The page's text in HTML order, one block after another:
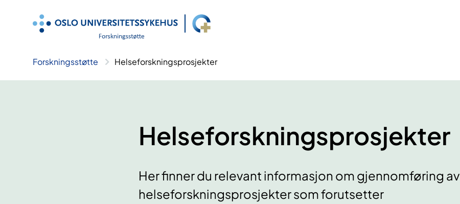
Forskningsstøtte Helseforsknings­­prosjekter
Helseforsknings­­prosjekter
Her finner du relevant informasjon om gjennomføring av
helseforskningsprosjekter som forutsetter